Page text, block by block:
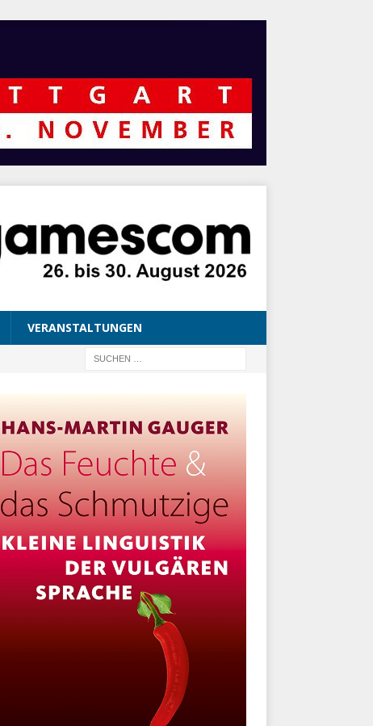
VERANSTALTUNGEN